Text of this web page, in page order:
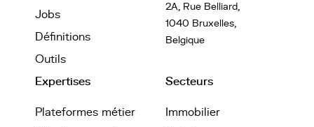
Jobs
Définitions
Outils
2A, Rue Belliard,
1040 Bruxelles,
Belgique
Expertises
Plateformes métier
Secteurs
Immobilier